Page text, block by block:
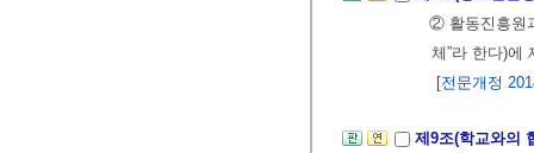
② 활동진흥원
체”라 한다)에
[전문개정
제9조(학교와의